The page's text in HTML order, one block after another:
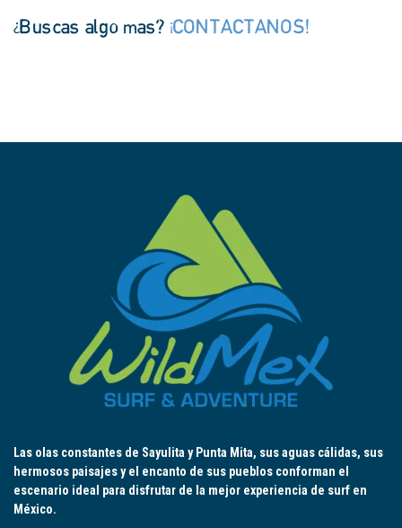
¿Buscas algo mas? ¡CONTACTANOS!
Las olas constantes de Sayulita y Punta Mita, sus aguas cálidas, sus
hermosos paisajes y el encanto de sus pueblos conforman el
escenario ideal para disfrutar de la mejor experiencia de surf en
México.